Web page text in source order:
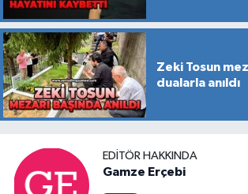
Zeki Tosun
dualarla anıldı
EDITÖR HAKKINDA
Gamze Erçebi